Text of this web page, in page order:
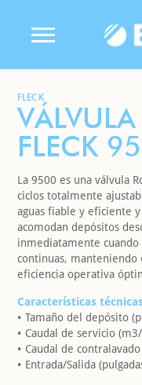
FLECK
FLECK
La 9500 es una válvula
ciclos totalmente
aguas fiable y eficiente
acomodan depósitos
inmediatamente cuando
continuas,
eficiencia operativa
Características técnicas
Tamaño del depósito
Caudal de servicio
Caudal de
Entrada/Salida